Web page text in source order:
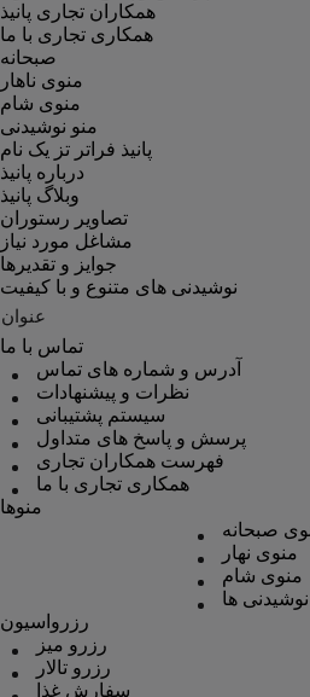
همکاران تجاری پانیذ
همکاری تجاری با ما
صبحانه
منوی ناهار
منوی شام
منو نوشیدنی
پانیذ فراتر تز یک نام
درباره پانیذ
وبلاگ پانیذ
تصاویر رستوران
مشاغل مورد نیاز
جوایز و تقدیرها
نوشیدنی های متنوع و با کیفیت
عنوان
تماس با ما
آدرس و شماره های تماس
نظرات و پیشنهادات
سیستم پشتیبانی
پرسش و پاسخ های متداول
فهرست همکاران تجاری
همکاری تجاری با ما
منوها
صبحانه
منوی نهار
منوی شام
ها
رزرواسیون
رزرو میز
رزرو تالار
سفارش غذا